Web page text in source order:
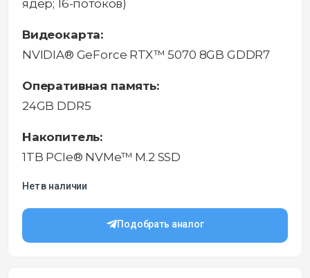
ядер; 16-потоков)
Видеокарта:
NVIDIA® GeForce RTX™ 5070 8GB GDDR7
Оперативная память:
24GB DDR5
Накопитель:
1TB PCIe® NVMe™ M.2 SSD
Нет в наличии
Подобрать аналог